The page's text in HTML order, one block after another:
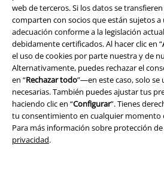
web de terceros. Si los datos se transfieren
comparten con socios que están sujetos a
adecuación conforme a la legislación
debidamente certificados. Al hacer clic en “
el uso de cookies por parte nuestra y de
Alternativamente, puedes rechazar el
en “Rechazar todo”—en este caso, solo se
necesarias. También puedes ajustar tus
haciendo clic en “Configurar”. Tienes
tu consentimiento en cualquier momento
Para más información sobre protección
privacidad.